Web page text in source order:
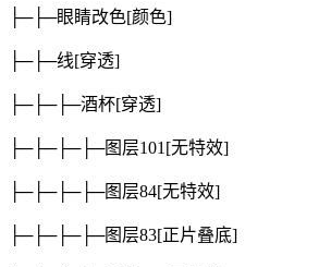
├─├─眼睛改色[颜色]
├─├─线[穿透]
├─├─├─酒杯[穿透]
├─├─├─├─图层101 [无特效]
├─├─├─├─图层84[无特效]
├─├─├─├─图层83[正片叠底]